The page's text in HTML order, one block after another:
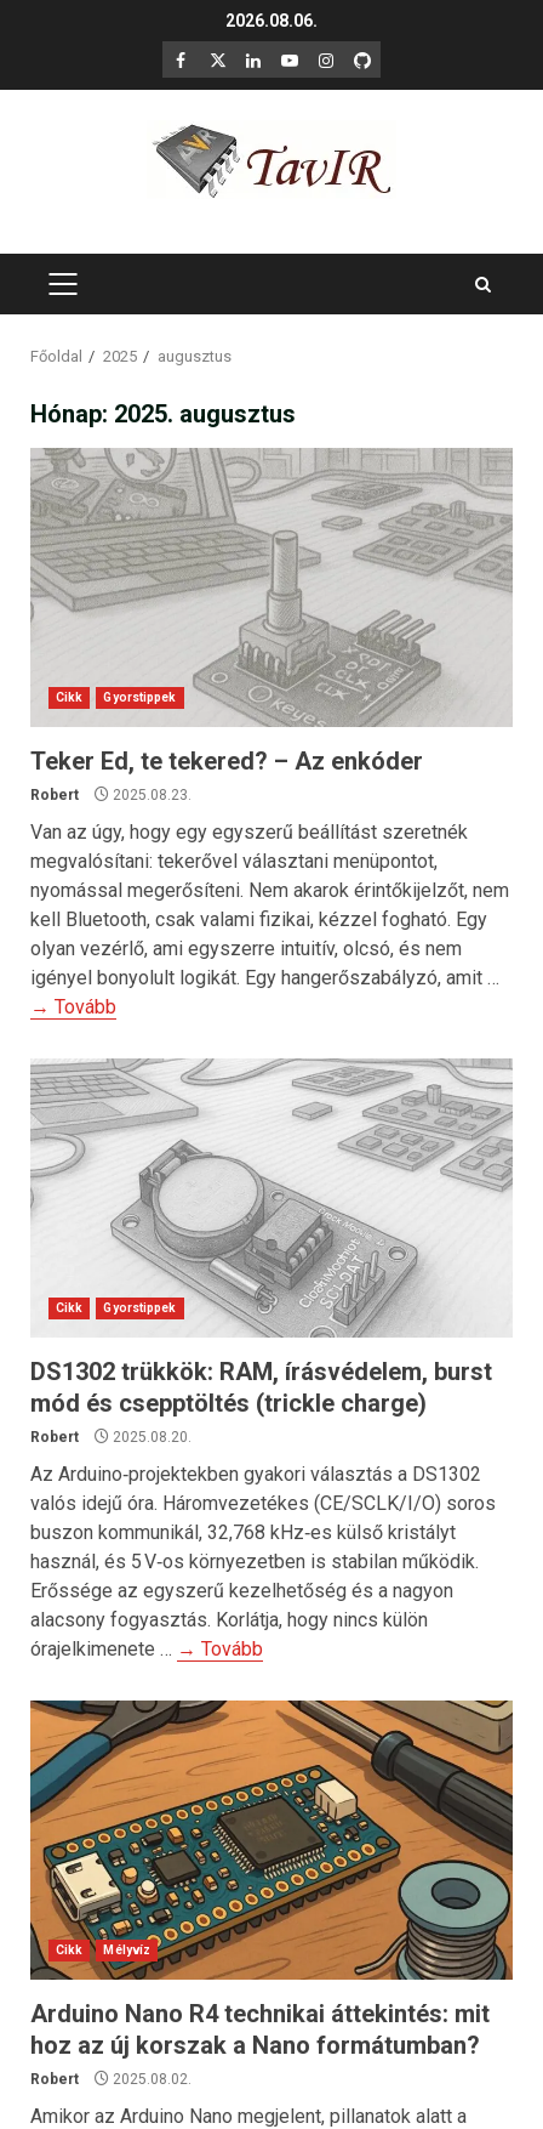
2026.08.06.
F X LinkedIn
YouTubeInstagram
GitHub
PRIMARY
Főoldal 2025 augusztus
Hónap: 2025. augusztus
Cikk Gyorstippek
Teker Ed, te tekered? – Az enkóder
Robert 2025.08.23.
Van az úgy, hogy egy egyszerű beállítást szeretnék
megvalósítani: tekerővel választani menüpontot,
nyomással megerősíteni. Nem akarok érintőkijelzőt, nem
kell Bluetooth, csak valami fizikai, kézzel fogható. Egy
olyan vezérlő, ami egyszerre intuitív, olcsó, és nem
igényel bonyolult logikát. Egy hangerőszabályzó, amit …
→ Tovább
Cikk Gyorstippek
DS1302 trükkök: RAM, írásvédelem, burst
mód és csepptöltés (trickle charge)
Robert 2025.08.20.
Az Arduino‑projektekben gyakori választás a DS1302
valós idejű óra. Háromvezetékes (CE/SCLK/I/O) soros
buszon kommunikál, 32,768 kHz‑es külső kristályt
használ, és 5 V‑os környezetben is stabilan működik.
Erőssége az egyszerű kezelhetőség és a nagyon
alacsony fogyasztás. Korlátja, hogy nincs külön
órajelkimenete … → Tovább
Cikk Mélyvíz
Arduino Nano R4 technikai áttekintés: mit
hoz az új korszak a Nano formátumban?
Robert 2025.08.02.
Amikor az Arduino Nano megjelent, pillanatok alatt a